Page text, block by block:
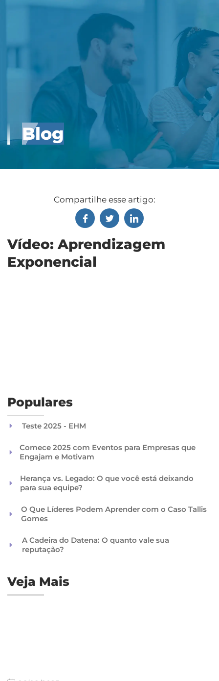
Blog
Compartilhe esse artigo:
Vídeo: Aprendizagem
Exponencial
Populares
Teste 2025 - EHM
Comece 2025 com Eventos para Empresas que
Engajam e Motivam
Herança vs. Legado: O que você está deixando
para sua equipe?
O Que Líderes Podem Aprender com o Caso Tallis
Gomes
A Cadeira do Datena: O quanto vale sua
reputação?
Veja Mais